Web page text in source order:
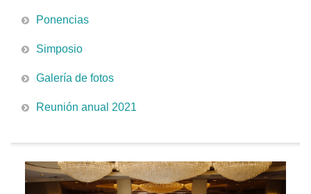
Ponencias
Simposio
Galería de fotos
Reunión anual 2021